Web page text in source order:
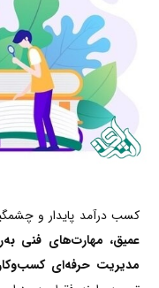
کسب درآمد پایدار و
عمیق، مهارت‌های فنی
مدیریت حرفه‌ای